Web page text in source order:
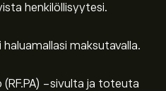
henkilöllisyytesi.
maksutavalla.
-sivulta ja toteuta